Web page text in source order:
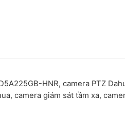
HNR, camera PTZ
camera giám sát tầm xa,